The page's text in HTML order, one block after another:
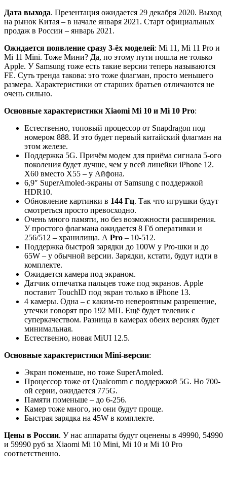
Дата выхода. Презентация ожидается 29 декабря 2020. Выход
на рынок Китая – в начале января 2021. Старт официальных
продаж в России – январь 2021.
Ожидается появление сразу 3-ёх моделей: Mi 11, Mi 11 Pro и
Mi 11 Mini. Тоже Мини? Да, по этому пути пошла не только
Apple. У Samsung тоже есть такие версии теперь называются
FE. Суть тренда такова: это тоже флагман, просто меньшего
размера. Характеристики от старших братьев отличаются не
очень сильно.
Основные характеристики Xiaomi Mi 10 и Mi 10 Pro:
Естественно, топовый процессор от Snapdragon под
номером 888. И это будет первый китайский флагман на
этом железе.
Поддержка 5G. Причём модем для приёма сигнала 5-ого
поколения будет лучше, чем у всей линейки iPhone 12.
X60 вместо X55 – у Айфона.
6,9″ SuperAmoled-экраны от Samsung с поддержкой
HDR10.
Обновление картинки в 144 Гц. Так что игрушки будут
смотреться просто превосходно.
Очень много памяти, но без возможности расширения.
У простого флагмана ожидается 8 Гб оперативки и
256/512 – хранилища. А Pro – 10-512.
Поддержка быстрой зарядки до 100W у Pro-шки и до
65W – у обычной версии. Зарядки, кстати, будут идти в
комплекте.
Ожидается камера под экраном.
Датчик отпечатка пальцев тоже под экранов. Apple
поставит TouchID под экран только в iPhone 13.
4 камеры. Одна – с каким-то невероятным разрешение,
утечки говорят про 192 МП. Ещё будет телевик с
суперкачеством. Разница в камерах обеих версиях будет
минимальная.
Естественно, новая MiUI 12.5.
Основные характеристики Mini-версии:
Экран поменьше, но тоже SuperAmoled.
Процессор тоже от Qualcomm c поддержкой 5G. Но 700-
ой серии, ожидается 775G.
Памяти поменьше – до 6-256.
Камер тоже много, но они будут проще.
Быстрая зарядка на 45W в комплекте.
Цены в России. У нас аппараты будут оценены в 49990, 54990
и 59990 руб за Xiaomi Mi 10 Mini, Mi 10 и Mi 10 Pro
соответственно.